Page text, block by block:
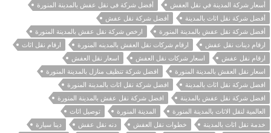
أسعار شركة المدينة في نقل العفش
أفضل شركة فى نقل عفش بالمدينة المنورة
أفضل شركة نقل اثاث بالمدينة
أفضل شركة نقل عفش
أفضل شركة نقل عفش بالمدينة المنورة
ارخص شركة نقل عفش بالمدينة المنورة
ارقام دينات نقل عفش
ارقام شركات نقل العفش بالمدينه المنورة
ارقام نقل اثاث
ارقام نقل عفش
اسعار شركات نقل العفش
اسعار نقل العفش
اسعار نقل العفش بالمدينة المنورة
افضل شركة تنظيف منازل بالمدينة المنورة
افضل شركة نقل اثاث بالمدينة
افضل شركة نقل اثاث بالمدينة المنورة
افضل شركة نقل عفش بالمدينة
افضل شركة نقل عفش بالمدينة المنورة
العالمية لنقل الاثاث بالمدينة المنورة
المدينة المنورة
توصيل اثاث
خدمة نقل اثاث بالمدينة
خطوات نقل العفش دنه نقل عفش
دينا سيارة